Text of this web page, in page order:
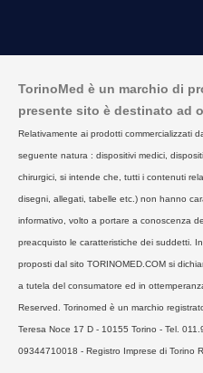
TorinoMed è un marchio di
presente sito è destinato ad
Relativamente ai prodotti commercializzati
seguente natura : dispositivi medici,
chirurgici, si intende che, tutti i contenuti
disegni, allegati, tabelle etc.) non hanno
informativo, volto a portare a conoscenza
preacquisto le caratteristiche dei suddetti.
proposti dal sito TORINOMED.COM si
a tutela del consumatore ed in
Reserved. Torinomed è un marchio
Teresa Noce 17 D - 10155 Torino - Tel.
09344710018 - Registro Imprese di Torino